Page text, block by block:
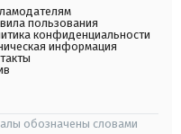
пользования
конфиденциальности
информация
обозначены словами